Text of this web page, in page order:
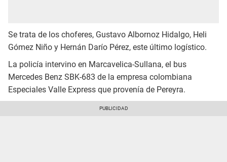
Se trata de los choferes, Gustavo Albornoz Hidalgo, Heli
Gómez Niño y Hernán Darío Pérez, este último logístico.
La policía intervino en Marcavelica-Sullana, el bus
Mercedes Benz SBK-683 de la empresa colombiana
Especiales Valle Express que provenía de Pereyra.